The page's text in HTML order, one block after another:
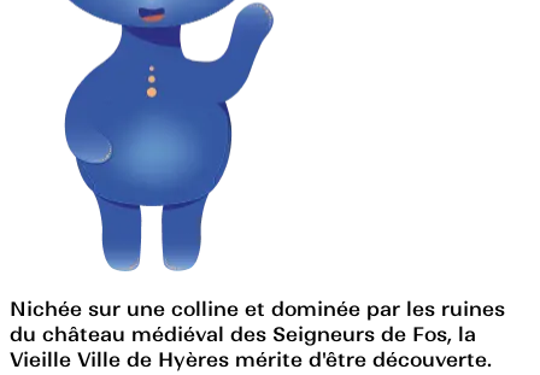
Nichée sur une colline et dominée par les ruines
du château médiéval des Seigneurs de Fos, la
Vieille Ville de Hyères mérite d'être découverte.